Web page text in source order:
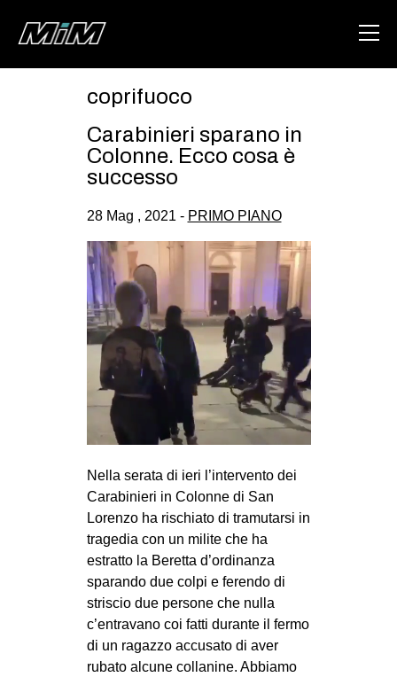
ABOUT
DEGENERAZIONE
GAZA FREESTYLE
CSOA LAMBRETTA
MSM
STUDENTI TSUNAMI
ZAM
MILANO
MOBILITAZIONI
SPAZI
SPORT POPOLARE
MOVIMENTI
AMBIENTE
ANTIFASCISMO
DIRITTO ALL’ABITARE
GENERI
coprifuoco
Carabinieri sparano in
Colonne. Ecco cosa è
successo
28 Mag , 2021 - PRIMO PIANO
Nella serata di ieri l’intervento dei
Carabinieri in Colonne di San
Lorenzo ha rischiato di tramutarsi in
tragedia con un milite che ha
estratto la Beretta d’ordinanza
sparando due colpi e ferendo di
striscio due persone che nulla
c’entravano coi fatti durante il fermo
di un ragazzo accusato di aver
rubato alcune collanine. Abbiamo